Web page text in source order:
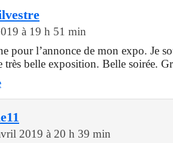
à 19 h 51 min
pour l’annonce de mon expo. Je
très belle exposition. Belle soirée.
2019 à 20 h 39 min